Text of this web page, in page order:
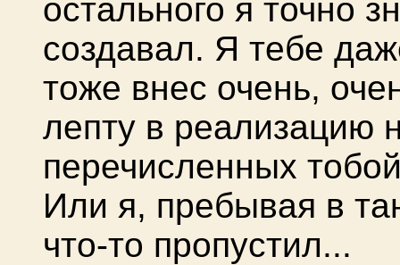
остального я точно
создавал. Я тебе
тоже внес очень,
лепту в реализацию
перечисленных
Или я, пребывая в
что-то пропустил...